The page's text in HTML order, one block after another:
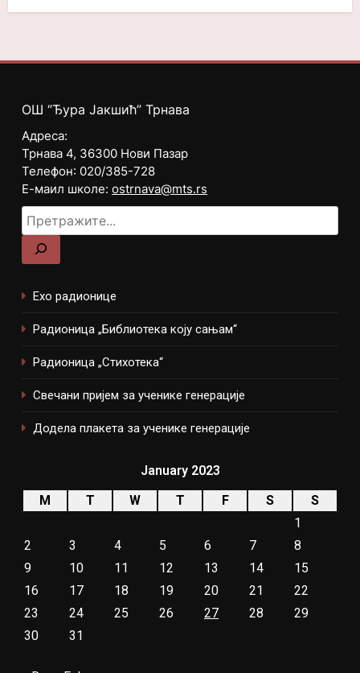
ОШ “Ђура Јакшић” Трнава
Адреса:
Трнава 4, 36300 Нови Пазар
Телефон: 020/385-728
Е-маил школе: ostrnava@mts.rs
Ехо радионице
Радионица „Библиотека коју сањам“
Радионица „Стихотека“
Свечани пријем за ученике генерације
Додела плакета за ученике генерације
January 2023
M
T W T F S
S
1
2
3 4 5 6 7
8
9
10 11 12 13 14
15
16
17 18 19 20 21
22
23
24 25 26 27 28
29
30
31